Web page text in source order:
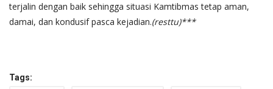
terjalin dengan baik sehingga situasi Kamtibmas tetap aman,
damai, dan kondusif pasca kejadian.(resttu)***
Tags: